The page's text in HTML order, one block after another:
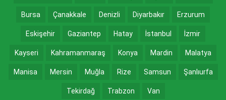
Bursa Çanakkale Denizli Diyarbakır Erzurum
Eskişehir Gaziantep Hatay İstanbul İzmir
Kayseri Kahramanmaraş Konya Mardin Malatya
Manisa Mersin Muğla Rize Samsun Şanlıurfa
Tekirdağ Trabzon Van